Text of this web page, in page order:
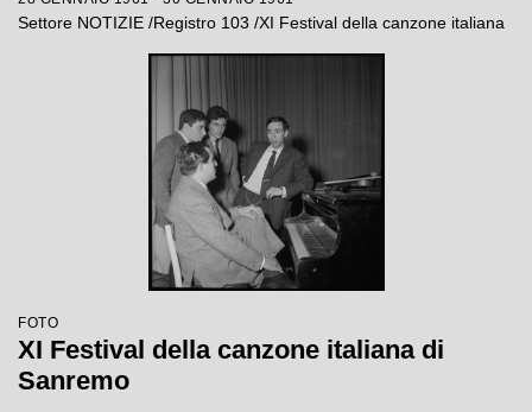
Settore NOTIZIE /Registro 103 /XI Festival della canzone italiana
FOTO
XI Festival della canzone italiana di
Sanremo